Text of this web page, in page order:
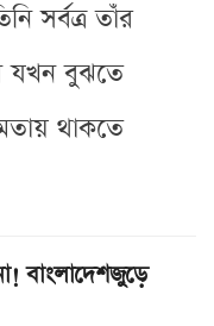
সর্বত্র তাঁর
যখন বুঝতে
থাকতে
বাংলাদেশজুড়ে